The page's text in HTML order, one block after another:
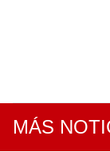
MÁS